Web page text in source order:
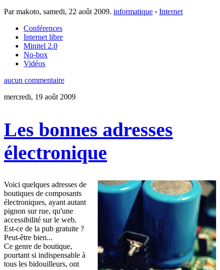
Par makoto, samedi, 22 août 2009. informatique › Internet
Conférences
Internet libre
Minitel 2.0
No-box
Vidéos
aucun commentaire
mercredi, 19 août 2009
Les bonnes adresses
électronique
Voici quelques adresses de
boutiques de composants
électroniques, ayant autant
pignon sur rue, qu'une
accessibilité sur le web.
Est-ce de la pub gratuite ?
Peut-être bien...
Ce genre de boutique,
pourtant si indispensable à
tous les bidouilleurs, ont